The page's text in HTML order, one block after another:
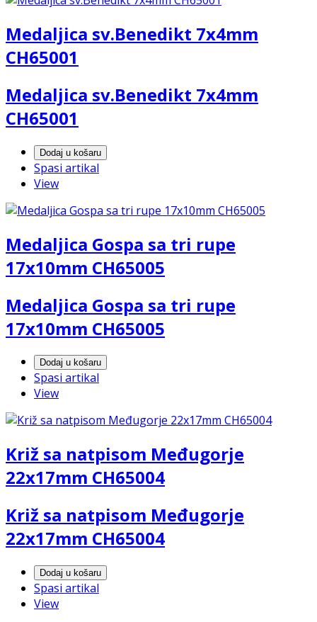
Medaljica sv.Benedikt 7x4mm
CH65001
Medaljica sv.Benedikt 7x4mm
CH65001
Dodaj u košaru
Spasi artikal
View
Medaljica Gospa sa tri rupe
17x10mm CH65005
Medaljica Gospa sa tri rupe
17x10mm CH65005
Dodaj u košaru
Spasi artikal
View
Križ sa natpisom Međugorje
22x17mm CH65004
Križ sa natpisom Međugorje
22x17mm CH65004
Dodaj u košaru
Spasi artikal
View